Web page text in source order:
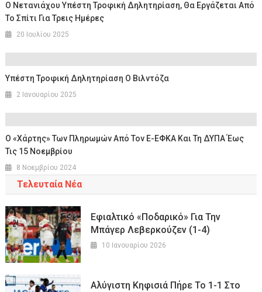
Ο Νετανιάχου Υπέστη Τροφική Δηλητηρίαση, Θα Εργάζεται Από
Το Σπίτι Για Τρεις Ημέρες
20 Ιουλίου 2025
Υπέστη Τροφική Δηλητηρίαση Ο Βιλντόζα
2 Ιανουαρίου 2025
Ο «χάρτης» Των Πληρωμών Από Τον E-ΕΦΚΑ Και Τη ΔΥΠΑ Έως
Τις 15 Nοεμβρίου
8 Νοεμβρίου 2024
Τελευταία Νέα
Εφιαλτικό «ποδαρικό» Για Την
Μπάγερ Λεβερκούζεν (1-4)
10 Ιανουαρίου 2026
Αλύγιστη Κηφισιά Πήρε Το 1-1 Στο